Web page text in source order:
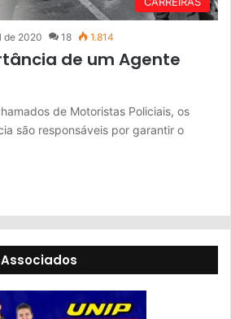
de 2020 18 1.814
de um Agente
de Motoristas Policiais, os
são responsáveis por garantir o